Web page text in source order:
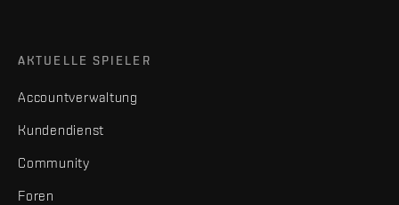
AKTUELLE SPIELER
Accountverwaltung
Kundendienst
Community
Foren